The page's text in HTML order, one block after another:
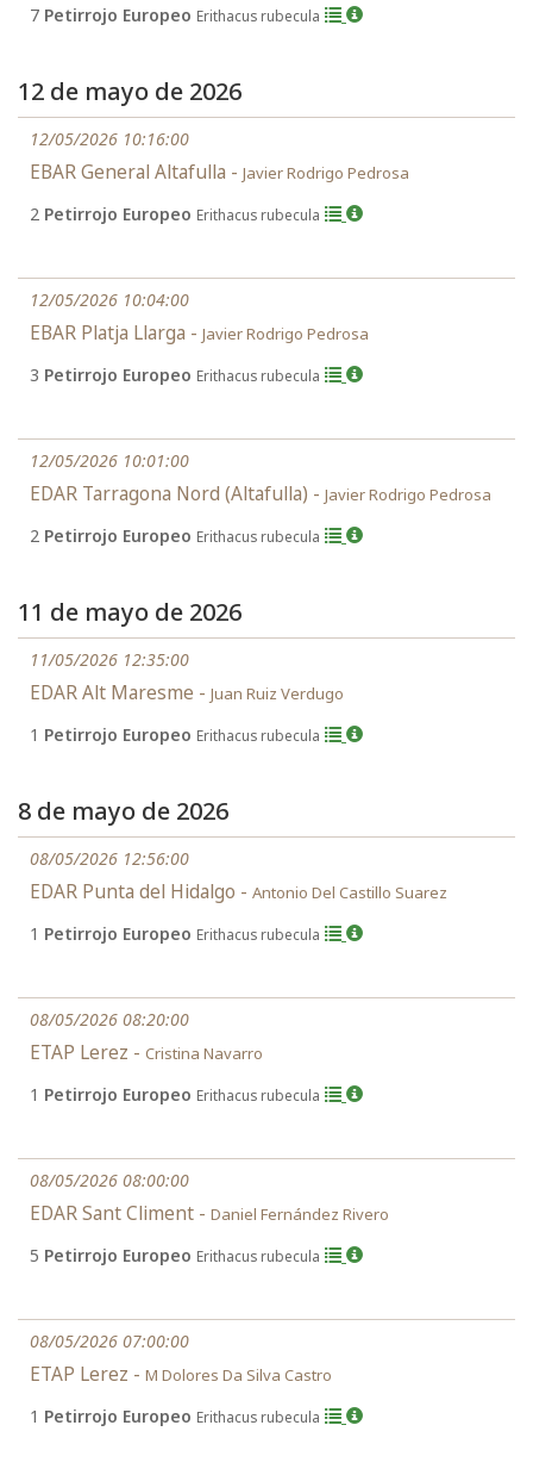
7 Petirrojo Europeo Erithacus rubecula
12 de mayo de 2026
12/05/2026 10:16:00
EBAR General Altafulla - Javier Rodrigo Pedrosa
2 Petirrojo Europeo Erithacus rubecula
12/05/2026 10:04:00
EBAR Platja Llarga - Javier Rodrigo Pedrosa
3 Petirrojo Europeo Erithacus rubecula
12/05/2026 10:01:00
EDAR Tarragona Nord (Altafulla) - Javier Rodrigo Pedrosa
2 Petirrojo Europeo Erithacus rubecula
11 de mayo de 2026
11/05/2026 12:35:00
EDAR Alt Maresme - Juan Ruiz Verdugo
1 Petirrojo Europeo Erithacus rubecula
8 de mayo de 2026
08/05/2026 12:56:00
EDAR Punta del Hidalgo - Antonio Del Castillo Suarez
1 Petirrojo Europeo Erithacus rubecula
08/05/2026 08:20:00
ETAP Lerez - Cristina Navarro
1 Petirrojo Europeo Erithacus rubecula
08/05/2026 08:00:00
EDAR Sant Climent - Daniel Fernández Rivero
5 Petirrojo Europeo Erithacus rubecula
08/05/2026 07:00:00
ETAP Lerez - M Dolores Da Silva Castro
1 Petirrojo Europeo Erithacus rubecula